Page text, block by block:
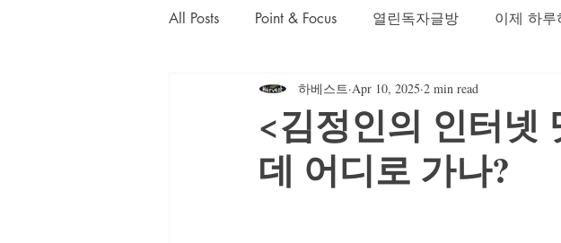
All Posts Point & Focus 열린독자글방 이제 하루
일본교포 김민호의 파란신호등 주성철의 세상보기
김정숙의 초록이야기 김문희의 살며 생각하며
<김정인의 인터넷
데 어디로 가나?
하베스트 Apr 10, 2025 2 min read